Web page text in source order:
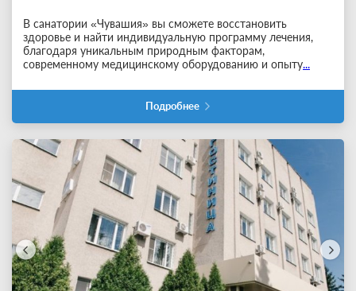
В санатории «Чувашия» вы сможете восстановить
здоровье и найти индивидуальную программу лечения,
благодаря уникальным природным факторам,
современному медицинскому оборудованию и опыту...
Подробнее